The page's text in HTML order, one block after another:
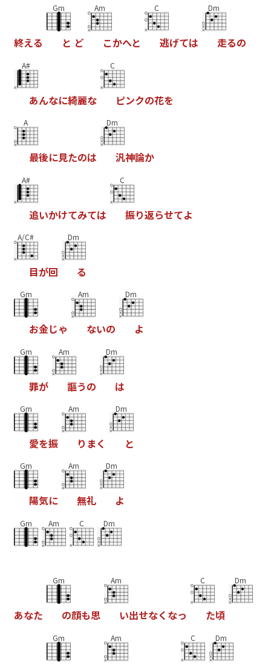
終える
Gm
と ど
Am
こかへと
C
逃げては
Dm
走るの
A#
あんなに綺麗な
C
ピンクの花を
A
最後に見たのは
Dm
汎神論か
A#
追いかけてみては
C
振り返らせてよ
A/C#
目が回
Dm
る
Gm
お金じゃ
Am
ないの
Dm
よ
Gm
罪が
Am
謳うの
Dm
は
Gm
愛を振
Am
り まく
Dm
と
Gm
陽気に
Am
無礼
Dm
よ
Gm Am C Dm
あなた
Gm
の顔も思
Am
い出せなく なっ
C
た頃
Dm
Gm Am C Dm